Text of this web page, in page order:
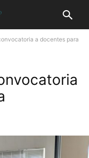
a docentes para